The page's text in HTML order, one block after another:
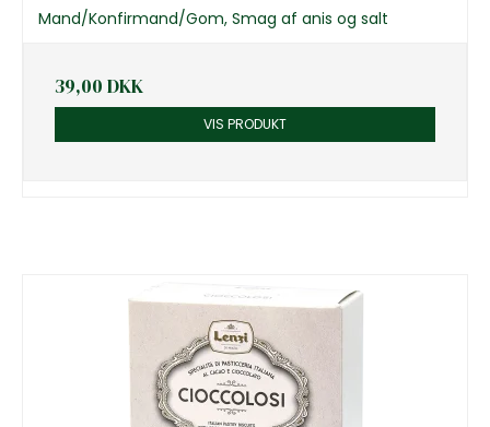
Mand/Konfirmand/Gom, Smag af anis og salt
39,00 DKK
VIS PRODUKT